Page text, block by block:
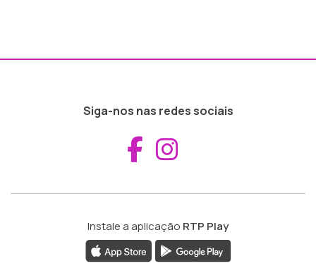
Siga-nos nas redes sociais
Aceder ao
Instale a aplicação RTP Play